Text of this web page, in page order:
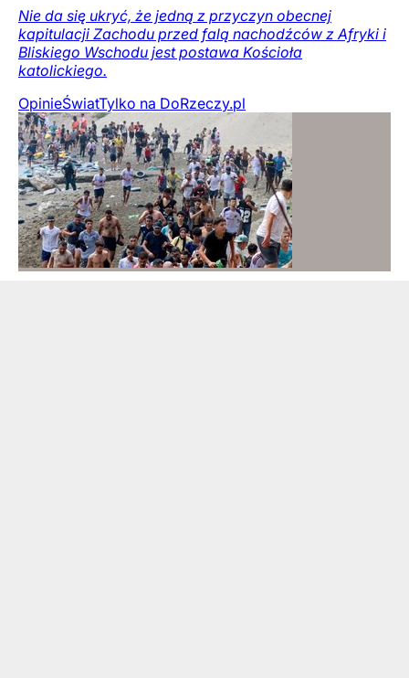
Nie da się ukryć, że jedną z przyczyn obecnej
kapitulacji Zachodu przed falą nachodźców z Afryki i
Bliskiego Wschodu jest postawa Kościoła
katolickiego.
OpinieŚwiatTylko na DoRzeczy.pl